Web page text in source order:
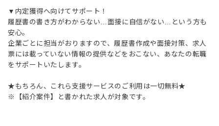
▼内定獲得へ向けてサポート！
履歴書の書き方がわからない…面接に自信がない…という方も
安心。
企業ごとに担当がおりますので、履歴書作成や面接対策、求人
票には載っていない情報の提供などをおこない、あなたの転職
をサポートいたします。
★もちろん、これら支援サービスのご利用は一切無料★
※【紹介案件】と書かれた求人が対象です。